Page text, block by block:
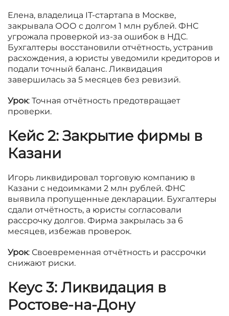
Елена, владелица IT-стартапа в Москве,
закрывала ООО с долгом 1 млн рублей. ФНС
угрожала проверкой из-за ошибок в НДС.
Бухгалтеры восстановили отчётность, устранив
расхождения, а юристы уведомили кредиторов и
подали точный баланс. Ликвидация
завершилась за 5 месяцев без ревизий.
Урок: Точная отчётность предотвращает
проверки.
Кейс 2: Закрытие фирмы в
Казани
Игорь ликвидировал торговую компанию в
Казани с недоимками 2 млн рублей. ФНС
выявила пропущенные декларации. Бухгалтеры
сдали отчётность, а юристы согласовали
рассрочку долгов. Фирма закрылась за 6
месяцев, избежав проверок.
Урок: Своевременная отчётность и рассрочки
снижают риски.
Кeyс 3: Ликвидация в
Ростове-на-Дону